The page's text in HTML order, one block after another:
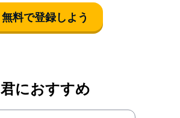
無料で登録しよう
君におすすめ